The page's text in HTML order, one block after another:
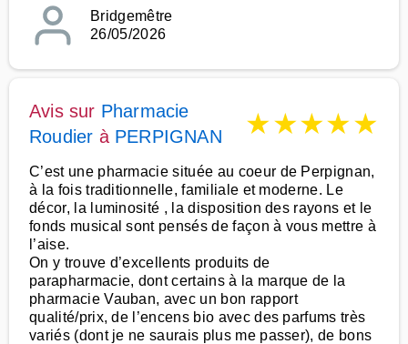
Bridgemêtre
26/05/2026
Avis sur Pharmacie
Roudier à PERPIGNAN ★★★★★
C’est une pharmacie située au coeur de Perpignan,
à la fois traditionnelle, familiale et moderne. Le
décor, la luminosité , la disposition des rayons et le
fonds musical sont pensés de façon à vous mettre à
l’aise.
On y trouve d’excellents produits de
parapharmacie, dont certains à la marque de la
pharmacie Vauban, avec un bon rapport
qualité/prix, de l’encens bio avec des parfums très
variés (dont je ne saurais plus me passer), de bons